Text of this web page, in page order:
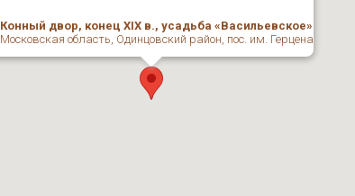
Конный двор, конец XIX в., усадьба «Васильевское»
Московская область, Одинцовский район, пос. им. Герцена